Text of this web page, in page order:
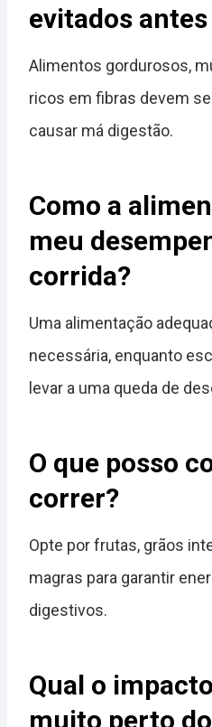
evitados
Alimentos gordurosos,
ricos em fibras devem
causar má digestão.
Como a
meu
corrida?
Uma alimentação
necessária, enquanto
levar a uma queda de
O que posso
correr?
Opte por frutas, grãos
magras para garantir
digestivos.
Qual o
muito perto